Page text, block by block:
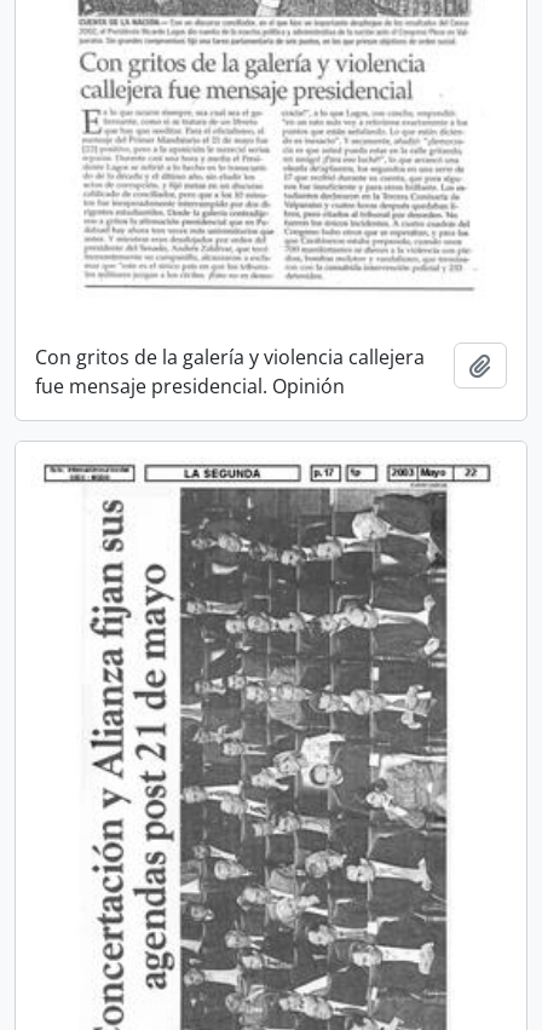
Con gritos de la galería y violencia callejera
fue mensaje presidencial. Opinión